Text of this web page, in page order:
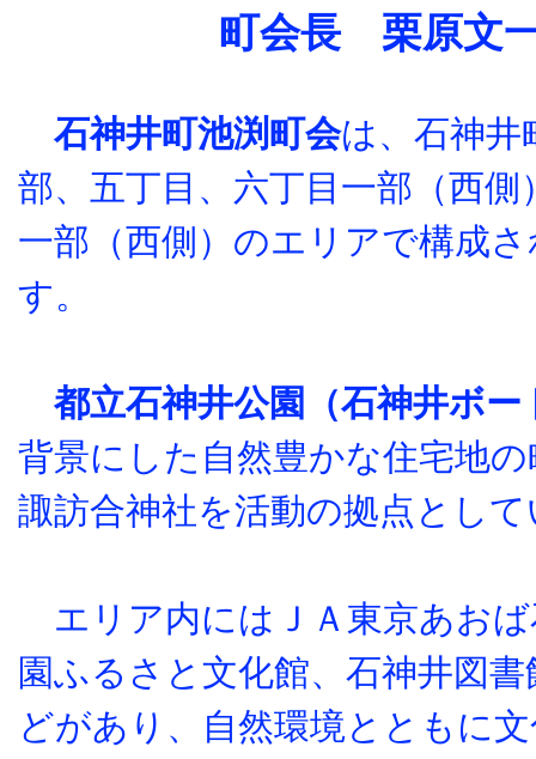
町会長 栗原文
石神井町池渕町会は、石神井
部、五丁目、六丁目一部（西側
一部（西側）のエリアで構成
す。
都立石神井公園（石神井ボー
背景にした自然豊かな住宅地
諏訪合神社を活動の拠点とし
エリア内にはＪＡ東京あおば
園ふるさと文化館、石神井図
どがあり、自然環境とともに